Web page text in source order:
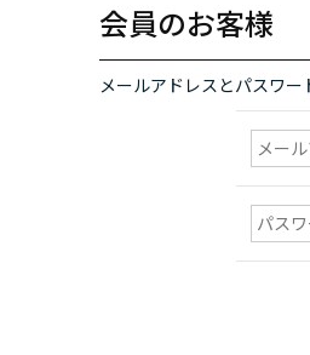
会員のお客様
メールアドレスとパスワー